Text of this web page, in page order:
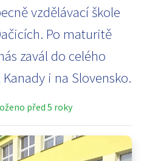
vzdělávací škole
Po maturitě
zavál do celého
i na Slovensko.
před 5 roky